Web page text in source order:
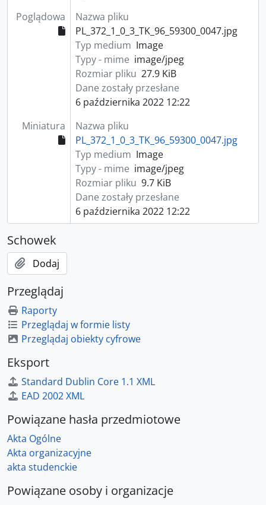
Poglądowa
Nazwa pliku
PL_372_1_0_3_TK_96_59300_0047.jpg
Typ medium Image
Typy - mime image/jpeg
Rozmiar pliku 27.9 KiB
Dane zostały przesłane
6 października 2022 12:22
Miniatura
Nazwa pliku
PL_372_1_0_3_TK_96_59300_0047.jpg
Typ medium Image
Typy - mime image/jpeg
Rozmiar pliku 9.7 KiB
Dane zostały przesłane
6 października 2022 12:22
Schowek
Dodaj
Przeglądaj
Raporty
Przeglądaj w formie listy
Przeglądaj obiekty cyfrowe
Eksport
Standard Dublin Core 1.1 XML
EAD 2002 XML
Powiązane hasła przedmiotowe
Akta Ogólne
Akta organizacyjne
akta studenckie
Powiązane osoby i organizacje